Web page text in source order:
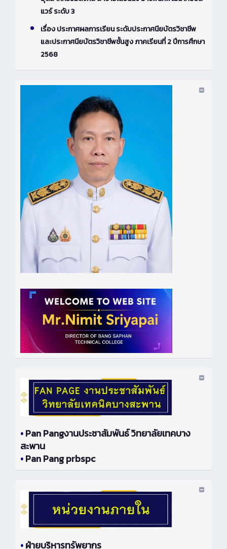
แวร์ ระดับ 3
เรื่อง ประกาศผลการเรียน ระดับประกาศนียบัตรวิชาชีพ
และประกาศนียบัตรวิชาชีพชั้นสูง ภาคเรียนที่ 2 ปีการศึกษา
2568
•Pan Pangงานประชาสัมพันธ์ วิทยาลัยเทคบาง
สะพาน
•Pan Pang prbspc
•ฝ่ายบริหารทรัพยากร